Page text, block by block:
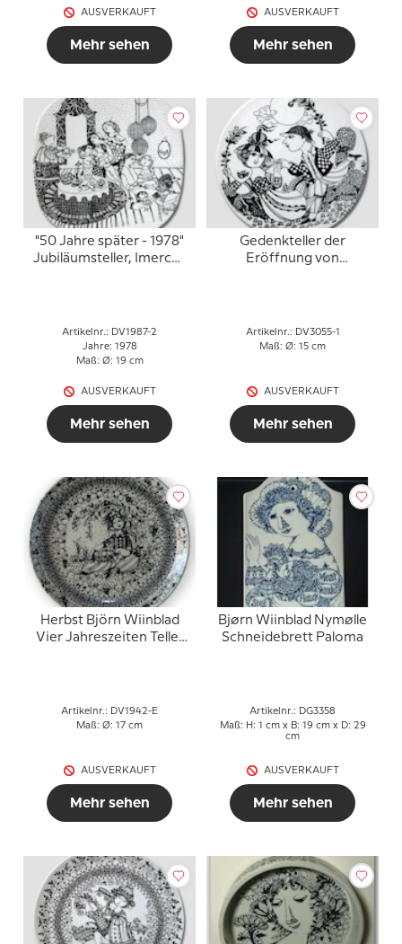
AUSVERKAUFT
Mehr sehen
AUSVERKAUFT
Mehr sehen
"50 Jahre später - 1978"
Jubiläumsteller, Imercos
Artikelnr.: DV1987-2
Jahre: 1978
Maß: Ø: 19 cm
AUSVERKAUFT
Mehr sehen
Gedenkteller der
Eröffnung von
Artikelnr.: DV3055-1
Maß: Ø: 15 cm
AUSVERKAUFT
Mehr sehen
Herbst Björn Wiinblad
Vier Jahreszeiten Teller
Artikelnr.: DV1942-E
Maß: Ø: 17 cm
AUSVERKAUFT
Mehr sehen
Bjørn Wiinblad Nymølle
Schneidebrett Paloma
Artikelnr.: DG3358
Maß: H: 1 cm x B: 19 cm x D: 29
cm
AUSVERKAUFT
Mehr sehen